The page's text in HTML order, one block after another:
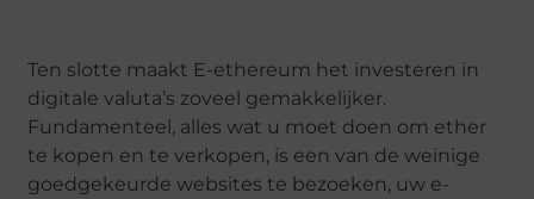
Ten slotte maakt E-ethereum het investeren in
digitale valuta’s zoveel gemakkelijker.
Fundamenteel, alles wat u moet doen om ether
te kopen en te verkopen, is een van de weinige
goedgekeurde websites te bezoeken, uw e-